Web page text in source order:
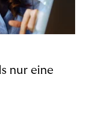
nur eine